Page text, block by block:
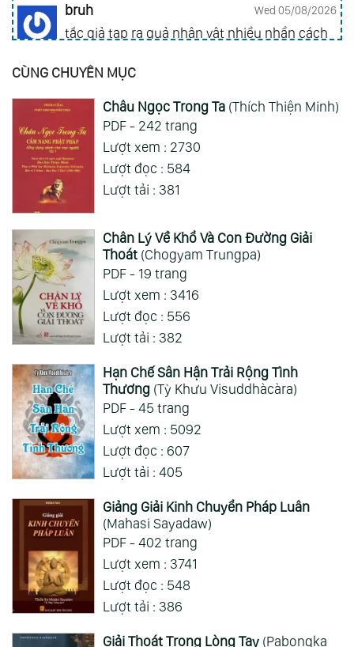
bruh
Wed 05/08/2026
tắc giả tạp ra quả nhân vật nhiều nhần cách
Gia Đình Điệp Viên - Spy X Family
ai hỏi 123
Wed 05/08/2026
Mong 1 ngày shop ra 2 chap
Xem Thêm
CÙNG CHUYÊN MỤC
Châu Ngọc Trong Ta(Thích Thiện Minh)
PDF - 242 trang
Lượt xem : 2730
Lượt đọc : 584
Lượt tải : 381
Chân Lý Về Khổ Và Con Đường Giải
Thoát(Chogyam Trungpa)
PDF - 19 trang
Lượt xem : 3416
Lượt đọc : 556
Lượt tải : 382
Hạn Chế Sân Hận Trải Rộng Tình
Thương(Tỳ Khưu Visuddhàcàra)
PDF - 45 trang
Lượt xem : 5092
Lượt đọc : 607
Lượt tải : 405
Giảng Giải Kinh Chuyển Pháp Luân
(Mahasi Sayadaw)
PDF - 402 trang
Lượt xem : 3741
Lượt đọc : 548
Lượt tải : 386
Giải Thoát Trong Lòng Tay(Pabongka